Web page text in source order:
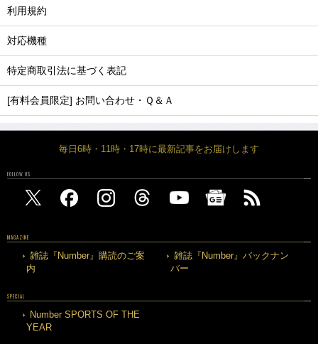
利用規約
対応機種
特定商取引法に基づく表記
[有料会員限定] お問い合わせ・Ｑ＆Ａ
毎日6時・11時・17時に最新記事をお届けします
FOLLOW US
MAGAZINE
雑誌『Number』購読のご案
内
雑誌『Number』バックナン
バー
SPECIAL
Number SPORTS OF THE
YEAR